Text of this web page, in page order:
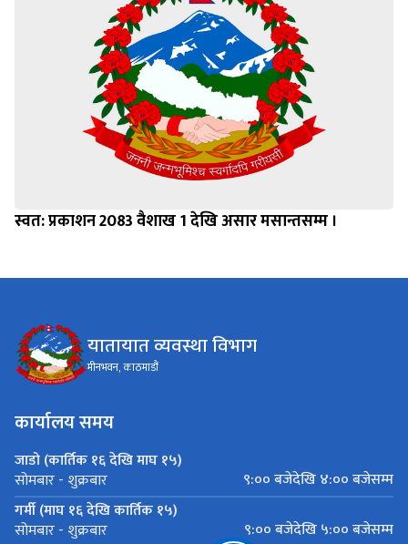
स्वत: प्रकाशन 2083 वैशाख 1 देखि असार मसान्तसम्म ।
यातायात व्यवस्था विभाग
मीनभवन, काठमाडौं
कार्यालय समय
जाडो (कार्तिक १६ देखि माघ १५)
सोमबार - शुक्रबार
९:०० बजेदेखि ४:०० बजेसम्म
गर्मी (माघ १६ देखि कार्तिक १५)
सोमबार - शुक्रबार ९:०० बजेदेखि ५:०० बजेसम्म